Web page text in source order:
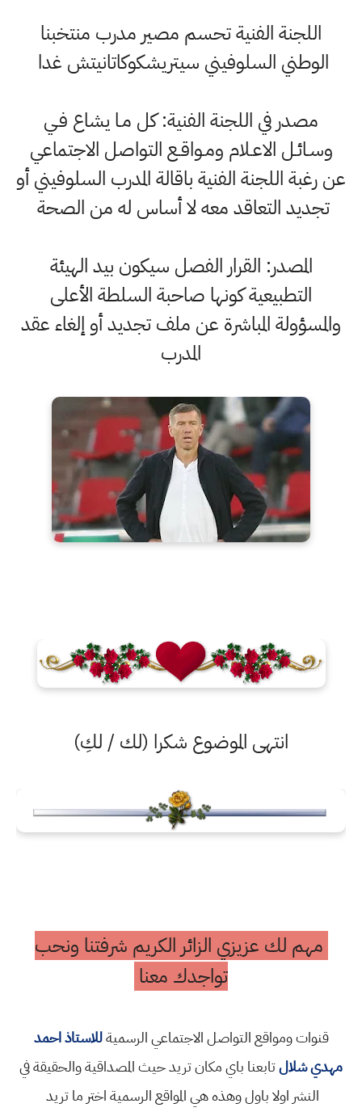
اللجنة الفنية تحسم مصير مدرب منتخبنا
الوطني السلوفيني سيتريشكوكاتانيتش غدا
مصدر في اللجنة الفنية: كل مـا يشاع فـي
وسـائـل الاعـلام ومـواقـع التواصل الاجتماعي
عن رغبة اللجنة الفنية باقالة المدرب السلوفيني أو
تجديد التعاقد معه لا أساس له من الصحة
المصدر: القرار الفصل سيكون بيد الهيئة
التطبيعية كونها صاحبة السلطة الأعلى
والمسؤولة المباشرة عن ملف تجديد أو إلغاء عقد
المدرب
انتهى الموضوع شكرا (لك / لكِ)
مهم لك عزيزي الزائر الكريم شرفتنا ونحب
تواجدك معنا
قنوات ومواقع التواصل الاجتماعي الرسميةللاستاذ احمد
مهدي شلالتابعنا باي مكان تريد حيث المصداقية والحقيقة في
النشر اولا باول وهذه هي المواقع الرسمية اختر ما تريد